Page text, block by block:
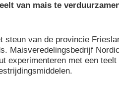
van mais te
steun van de provincie
Maisveredelingsbedrijf
experimenteren met een